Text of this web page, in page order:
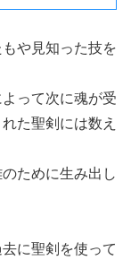
や見知った技を
って次に魂が受
た聖剣には数え
ために生み出し
に聖剣を使って